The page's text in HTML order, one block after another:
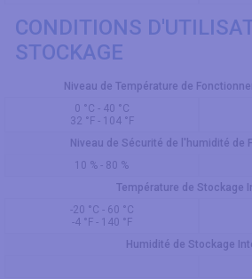
CONDITIONS
STOCKAGE
Niveau de Température de
0 °C - 40 °C
32 °F - 104 °F
Niveau de Sécurité de l'humidité de
10 % - 80 %
Température de Stockage
-20 °C - 60 °C
-4 °F - 140 °F
Humidité de Stockage